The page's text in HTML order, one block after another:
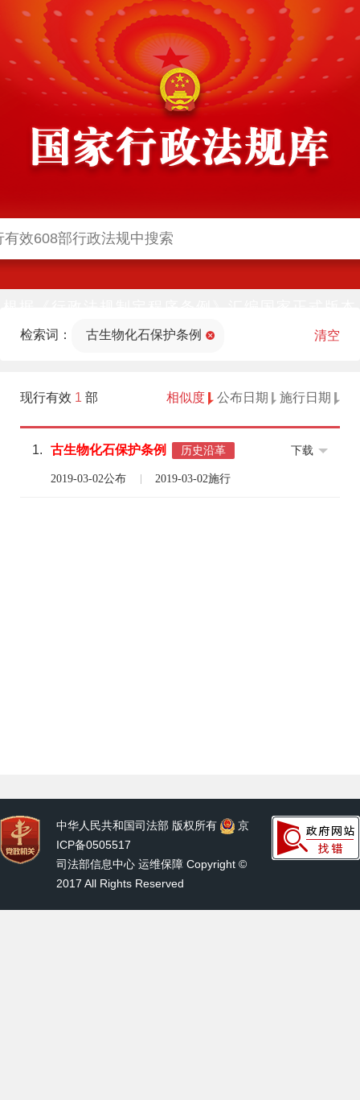
法部官网)同步公布
检索词： 古生物化石保护条例 清空
现行有效 1 部 相似度 公布日期 施行日期
1. 古生物化石保护条例 历史沿革
2019-03-02公布 2019-03-02施行
下载
中华人民共和国司法部 版权所有
京
ICP备0505517
司法部信息中心 运维保障 Copyright ©
2017 All Rights Reserved